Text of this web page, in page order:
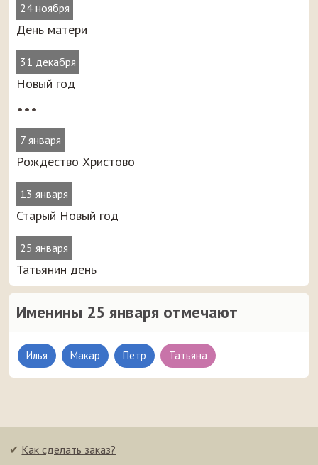
24 ноября
День матери
31 декабря
Новый год
•••
7 января
Рождество Христово
13 января
Старый Новый год
25 января
Татьянин день
Именины 25 января отмечают
Илья Макар Петр Татьяна
✔ Как сделать заказ?